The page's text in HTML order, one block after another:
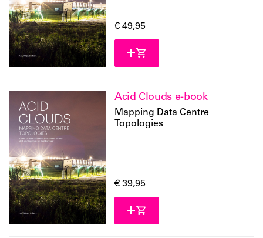
€ 49,95
Acid Clouds e-book
Mapping Data Centre
Topologies
€ 39,95